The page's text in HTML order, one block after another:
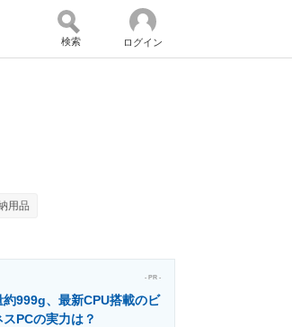
検索 ログイン
用品
- PR -
約999g、最新CPU搭載のビ
スPCの実力は？